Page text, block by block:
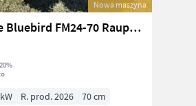
Nowa maszyna
Sonstige Bluebird FM24-70 Raupenmulcher mit Funk
R. prod. 2026
70 cm